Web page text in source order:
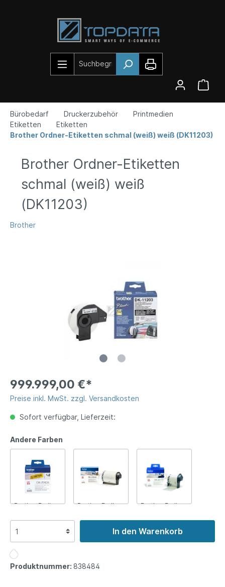
Bürobedarf Druckerzubehör
Printmedien
Etiketten
Etiketten
Brother Ordner-Etiketten schmal (weiß) weiß (DK11203)
Brother Ordner-Etiketten
schmal (weiß) weiß
(DK11203)
Brother
999.999,00 €*
Preise inkl. MwSt. zzgl. Versandkosten
Sofort verfügbar, Lieferzeit:
Andere Farben
Brother Endlos-
999.999,00 €*
Brother Endlos-
schwarz/weiß
(DK22246)
Brother Endlos-
(DK22113)
In den Warenkorb
Produktnummer: 838484